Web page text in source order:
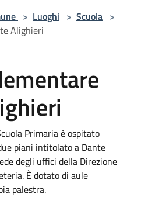
> Luoghi > Scuola >
Alighieri
Primaria è ospitato
piani intitolato a Dante
degli uffici della Direzione
È dotato di aule
palestra.